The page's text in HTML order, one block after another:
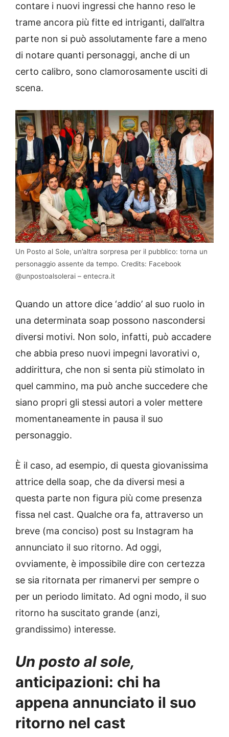
contare i nuovi ingressi che hanno reso le
trame ancora più fitte ed intriganti, dall’altra
parte non si può assolutamente fare a meno
di notare quanti personaggi, anche di un
certo calibro, sono clamorosamente usciti di
scena.
Un Posto al Sole, un’altra sorpresa per il pubblico: torna un
personaggio assente da tempo. Credits: Facebook
@unpostoalsolerai – entecra.it
Quando un attore dice ‘addio’ al suo ruolo in
una determinata soap possono nascondersi
diversi motivi. Non solo, infatti, può accadere
che abbia preso nuovi impegni lavorativi o,
addirittura, che non si senta più stimolato in
quel cammino, ma può anche succedere che
siano propri gli stessi autori a voler mettere
momentaneamente in pausa il suo
personaggio.
È il caso, ad esempio, di questa giovanissima
attrice della soap, che da diversi mesi a
questa parte non figura più come presenza
fissa nel cast. Qualche ora fa, attraverso un
breve (ma conciso) post su Instagram ha
annunciato il suo ritorno. Ad oggi,
ovviamente, è impossibile dire con certezza
se sia ritornata per rimanervi per sempre o
per un periodo limitato. Ad ogni modo, il suo
ritorno ha suscitato grande (anzi,
grandissimo) interesse.
Un posto al sole,
anticipazioni: chi ha
appena annunciato il suo
ritorno nel cast